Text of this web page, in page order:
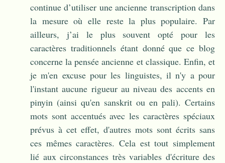
continue d’utiliser une ancienne transcription dans
la mesure où elle reste la plus populaire. Par
ailleurs, j’ai le plus souvent opté pour les
caractères traditionnels étant donné que ce blog
concerne la pensée ancienne et classique. Enfin, et
je m'en excuse pour les linguistes, il n'y a pour
l'instant aucune rigueur au niveau des accents en
pinyin (ainsi qu'en sanskrit ou en pali). Certains
mots sont accentués avec les caractères spéciaux
prévus à cet effet, d'autres mots sont écrits sans
ces mêmes caractères. Cela est tout simplement
lié aux circonstances très variables d'écriture des